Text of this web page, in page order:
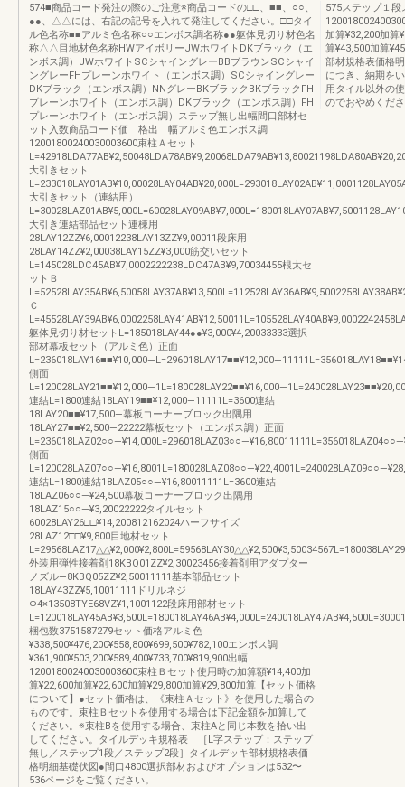
574■商品コード発注の際のご注意※商品コードの□□、■■、○○、
●●、△△には、右記の記号を入れて発注してください。□□タイ
ル色名称■■アルミ色名称○○エンボス調名称●●躯体見切り材色名
称△△目地材色名称HWアイボリーJWホワイトDKブラック（エ
ンボス調）JWホワイトSCシャイングレーBBブラウンSCシャイ
ングレーFHプレーンホワイト（エンボス調）SCシャイングレー
DKブラック（エンボス調）NNグレーBKブラックBKブラックFH
プレーンホワイト（エンボス調）DKブラック（エンボス調）FH
プレーンホワイト（エンボス調）ステップ無し出幅間口部材セ
ット入数商品コード価 格出 幅アルミ色エンボス調
12001800240030003600束柱Ａセット
大引きセット
大引きセット（連結用）
大引き連結部品セット連棟用
28LAY12ZZ¥6,00012238LAY13ZZ¥9,00011段床用
28LAY14ZZ¥2,00038LAY15ZZ¥3,000筋交いセット
L=145028LDC45AB¥7,0002222238LDC47AB¥9,70034455根太セ
ットＢ
Ｃ
躯体見切り材セットL=185018LAY44●●¥3,000¥4,20033333選択
部材幕板セット（アルミ色）正面
側面
連結L=1800連結18LAY19■■¥12,000―11111L=3600連結
18LAY20■■¥17,500―幕板コーナーブロック出隅用
18LAY27■■¥2,500―22222幕板セット（エンボス調）正面
側面
連結L=1800連結18LAZ05○○―¥16,80011111L=3600連結
18LAZ06○○―¥24,500幕板コーナーブロック出隅用
18LAZ15○○―¥3,20022222タイルセット
60028LAY26□□¥14,200812162024ハーフサイズ
28LAZ12□□¥9,800目地材セット
外装用弾性接着剤18KBQ01ZZ¥2,30023456接着剤用アダプター
ノズル―8KBQ05ZZ¥2,50011111基本部品セット
18LAY43ZZ¥5,10011111ドリルネジ
Φ4×13508TYE68VZ¥1,1001122段床用部材セット
梱包数3751587279セット価格アルミ色
¥338,500¥476,200¥558,800¥699,500¥782,100エンボス調
¥361,900¥503,200¥589,400¥733,700¥819,900出幅
12001800240030003600束柱Ｂセット使用時の加算額¥14,400加
算¥22,600加算¥22,600加算¥29,800加算¥29,800加算【セット価格
について】●セット価格は、《束柱Ａセット》を使用した場合の
ものです。束柱Ｂセットを使用する場合は下記金額を加算して
ください。※束柱Bを使用する場合、束柱Aと同じ本数を拾い出
してください。タイルデッキ規格表 ［L字ステップ：ステップ
無し／ステップ1段／ステップ2段］タイルデッキ部材規格表価
格明細基礎伏図●間口4800選択部材およびオプションは532〜
536ページをご覧ください。
575ステップ１
加算¥32,200加算
算¥43,500加算
部材規格表価格
につき、納期を
用タイル以外の
のでおやめくだ